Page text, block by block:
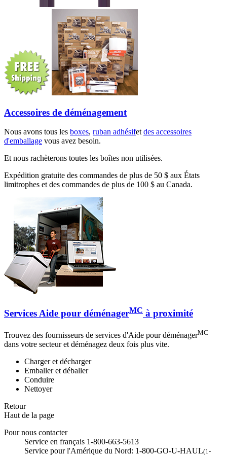
Accessoires de déménagement
Nous avons tous les boxes, ruban adhésifetdes accessoires
d'emballage vous avez besoin.
Et nous rachèterons toutes les boîtes non utilisées.
Expédition gratuite des commandes de plus de 50 $ aux États
limitrophes et des commandes de plus de 100 $ au Canada.
Services Aide pour déménagerMC à proximité
Trouvez des fournisseurs de services d'Aide pour déménagerMC
dans votre secteur et déménagez deux fois plus vite.
Charger et décharger
Emballer et déballer
Conduire
Nettoyer
Retour
Haut de la page
Pour nous contacter
Service en français 1-800-663-5613
Service pour l'Amérique du Nord: 1-800-GO-U-HAUL(1-